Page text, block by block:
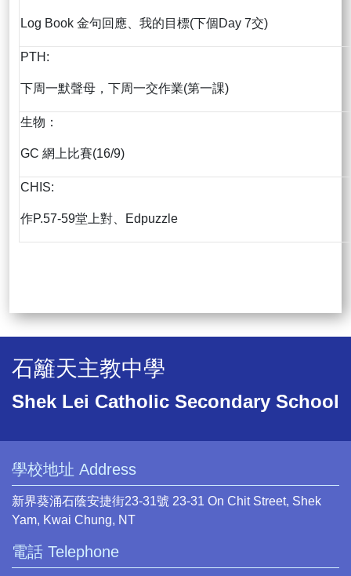
Log Book 金句回應、我的目標(下個Day 7交)
PTH:
下周一默聲母，下周一交作業(第一課)
生物：
GC 網上比賽(16/9)
CHIS:
作P.57-59堂上對、Edpuzzle
石籬天主教中學
Shek Lei Catholic Secondary School
學校地址 Address
新界葵涌石蔭安捷街23-31號 23-31 On Chit Street, Shek
Yam, Kwai Chung, NT
電話 Telephone